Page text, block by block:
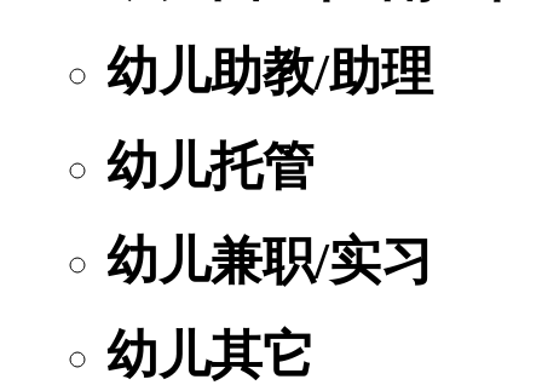
幼儿助教/助理
幼儿托管
幼儿兼职/实习
幼儿其它